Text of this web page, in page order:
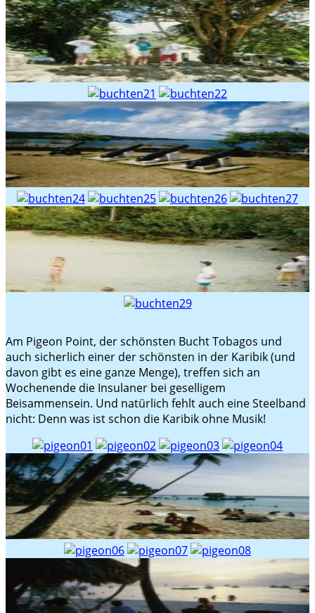
Am Pigeon Point, der schönsten Bucht Tobagos und
auch sicherlich einer der schönsten in der Karibik (und
davon gibt es eine ganze Menge), treffen sich an
Wochenende die Insulaner bei geselligem
Beisammensein. Und natürlich fehlt auch eine Steelband
nicht: Denn was ist schon die Karibik ohne Musik!